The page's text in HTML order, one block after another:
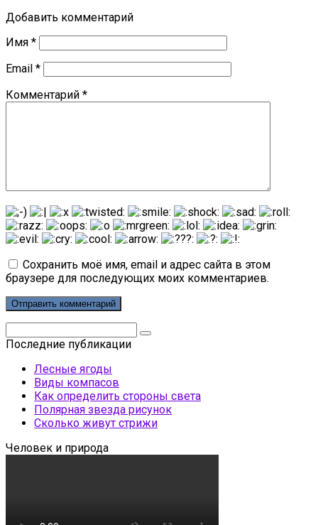
Добавить комментарий
Имя *
Email *
Комментарий *
Сохранить моё имя, email и адрес сайта в этом
браузере для последующих моих комментариев.
Последние публикации
Лесные ягоды
Виды компасов
Как определить стороны света
Полярная звезда рисунок
Сколько живут стрижи
Человек и природа